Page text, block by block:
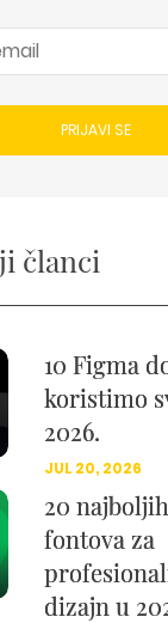
PRIJAVI SE
članci
10 Figma
koristimo
2026.
JUL 20, 2026
20
fontova za
dizajn u